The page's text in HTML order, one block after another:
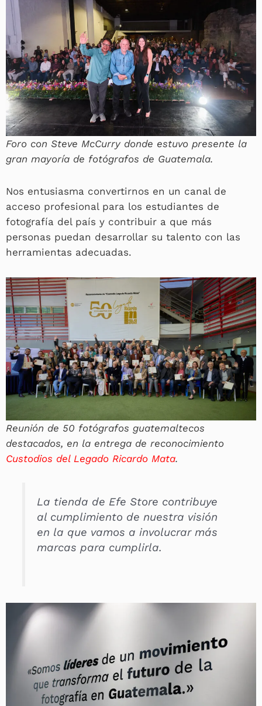
Foro con Steve McCurry donde estuvo presente la
gran mayoría de fotógrafos de Guatemala.
Nos entusiasma convertirnos en un canal de
acceso profesional para los estudiantes de
fotografía del país y contribuir a que más
personas puedan desarrollar su talento con las
herramientas adecuadas.
Reunión de 50 fotógrafos guatemaltecos
destacados, en la entrega de reconocimiento
Custodios del Legado Ricardo Mata.
La tienda de Efe Store contribuye
al cumplimiento de nuestra visión
en la que vamos a involucrar más
marcas para cumplirla.